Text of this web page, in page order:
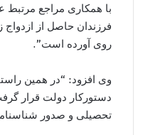
با همکاری مراجع
فرزندان حاصل از
روی آورده است”.
وی افزود: “در همین
دستورکار دولت قرار
تحصیلی و صدور